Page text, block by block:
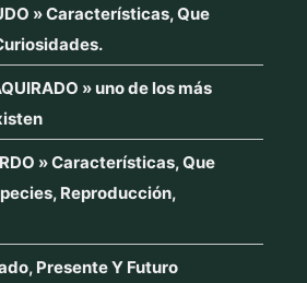
» Características, Que
» uno de los más
» Características, Que
Reproducción,
Presente Y Futuro